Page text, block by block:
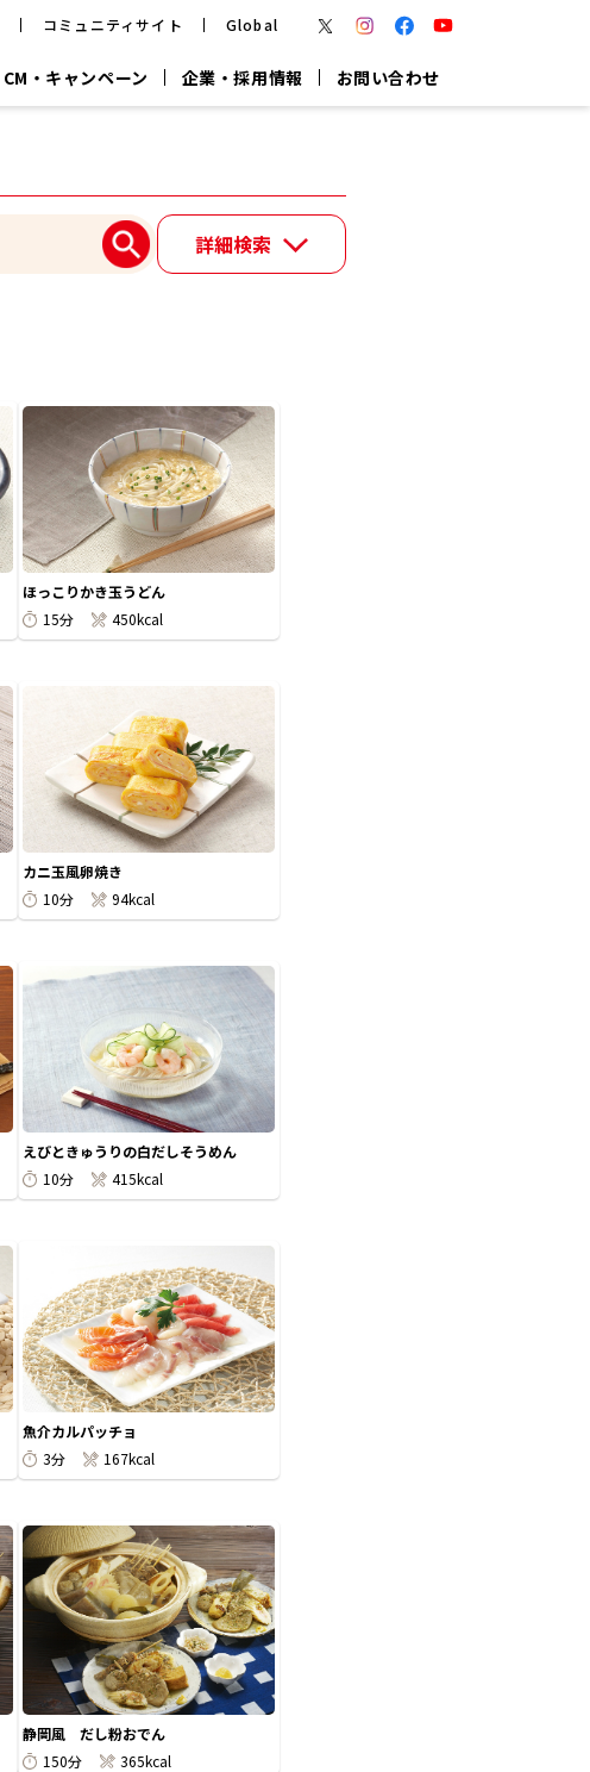
コミュニティサイト Global
CM・キャンペーン 企業・採用情報 お問い合わせ
だし粉
白だし 専用調味料 鍋つゆ
ヤマキの
割烹白だし
ジョブリターン制
詳細検索
ほっこりかき玉うどん
15分
450kcal
カニ玉風卵焼き
10分
94kcal
えびときゅうりの白だしそうめん
10分
415kcal
魚介カルパッチョ
3分
167kcal
静岡風 だし粉おでん
150分
365kcal